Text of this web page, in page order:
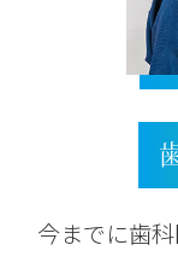
今までに歯